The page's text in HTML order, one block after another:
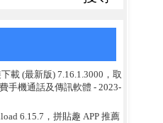
載 (最新版) 7.16.1.3000，取
手機通話及傳訊軟體 - 2023-
6.15.7，拼貼趣 APP 推薦